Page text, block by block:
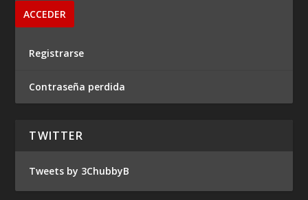
Registrarse
Contraseña perdida
TWITTER
Tweets by 3ChubbyB